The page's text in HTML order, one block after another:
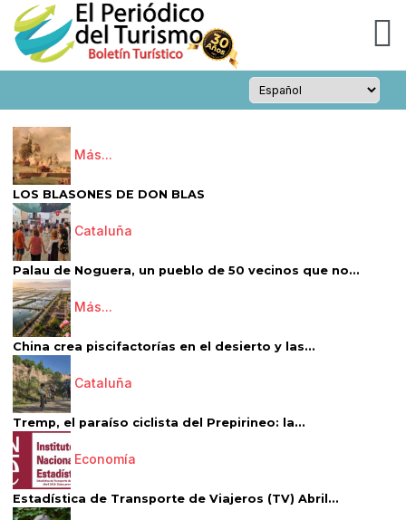
Más...
LOS BLASONES DE DON BLAS
Cataluña
Palau de Noguera, un pueblo de 50 vecinos que no...
Más...
China crea piscifactorías en el desierto y las...
Cataluña
Tremp, el paraíso ciclista del Prepirineo: la...
Economía
Estadística de Transporte de Viajeros (TV) Abril...